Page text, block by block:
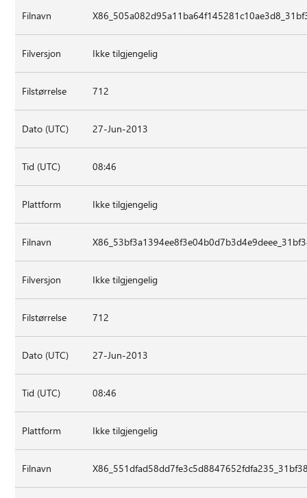
Filnavn
Filversjon Ikke tilgjengelig
Filstørrelse 712
Dato (UTC) 27-Jun-2013
Tid (UTC) 08:46
Plattform Ikke tilgjengelig
Filnavn
Filversjon Ikke tilgjengelig
Filstørrelse 712
Dato (UTC) 27-Jun-2013
Tid (UTC) 08:46
Plattform Ikke tilgjengelig
Filnavn